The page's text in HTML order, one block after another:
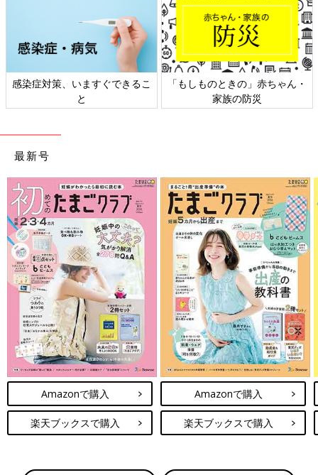
感染症対策、いますぐできるこ
と
「もしものときの」赤ちゃん・
家族の防災
最新号
Amazonで購入
楽天ブックスで購入
Amazonで購入
楽天ブックスで購入